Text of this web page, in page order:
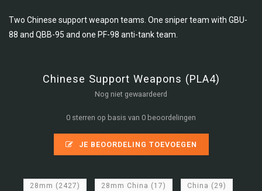
Two Chinese support weapon teams. One sniper team with GBU-
88 and QBB-95 and one PF-98 anti-tank team.
Chinese Support Weapons (PLA4)
Nog niet gewaardeerd
0 sterren op basis van 0 beoordelingen
JE BEOORDELING TOEVOEGEN
28mm (2427) 28mm China (17) China (29)